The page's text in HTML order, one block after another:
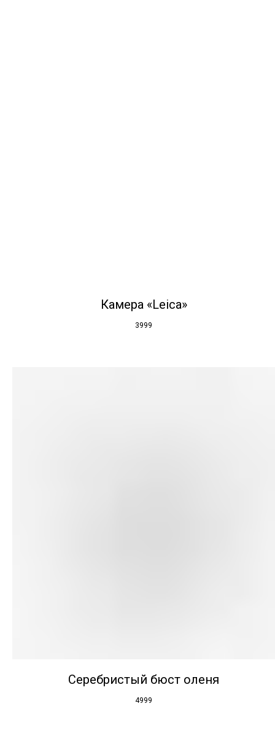
Камера «Leica»
3999
Серебристый бюст оленя
4999